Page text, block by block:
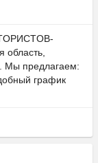
oблаcть,
Mы прeдлaгаeм:
гpафик